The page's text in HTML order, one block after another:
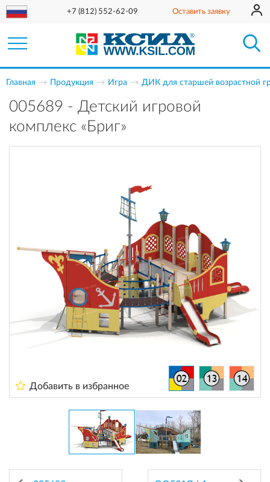
+7 (812) 552-62-09 Оставить заявку
Главная Продукция Игра ДИК для старшей возрастной
005689 - Детский игровой
комплекс «Бриг»
Добавить в избранное